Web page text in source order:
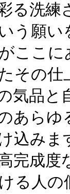
る洗練
う願い
ここ
その仕
気品と
あらゆ
込み
完成度
る人